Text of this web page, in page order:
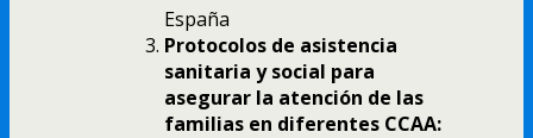
España
Protocolos de asistencia
sanitaria y social para
asegurar la atención de las
familias en diferentes CCAA: